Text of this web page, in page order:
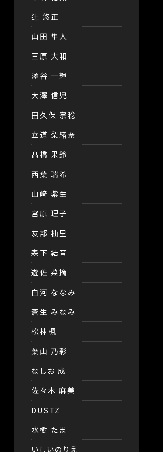
辻 悠正
山田 隼人
三原 大和
澤谷 一輝
大澤 信児
田久保 宗稔
立道 梨緒奈
髙橋 果鈴
西葉 瑞希
山﨑 紫生
宮原 理子
友部 柚里
森下 結音
遊佐 菜摘
白河 ななみ
蒼生 みなみ
松林楓
葉山 乃彩
なしお 成
佐々木 麻美
DUSTZ
水樹 たま
いしいのりえ